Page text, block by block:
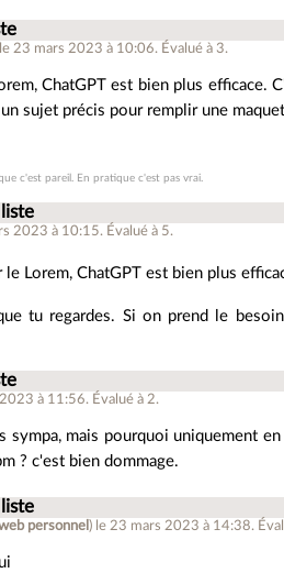
le 23 mars 2023 à 10:06. Évalué à 3.
ChatGPT est bien plus efficace.
sujet précis pour remplir une
c'est pareil. En pratique c'est pas vrai.
liste
2023 à 10:15. Évalué à 5.
Lorem, ChatGPT est bien plus
tu regardes. Si on prend le
à 11:56. Évalué à 2.
sympa, mais pourquoi uniquement
? c'est bien dommage.
liste
personnel ) le 23 mars 2023 à 14:38.